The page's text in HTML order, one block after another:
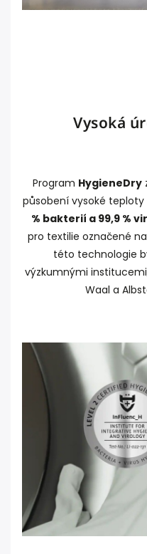
Vysoká
Program HygieneDry
působení vysoké teploty
% bakterií a 99,9 %
pro textilie označené
této technologie
výzkumnými
Waal a